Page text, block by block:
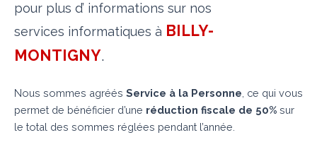
pour plus d’ informations sur nos
services informatiques à BILLY-
MONTIGNY.
Nous sommes agréés Service à la Personne , ce qui vous
permet de bénéficier d’une réduction fiscale de 50% sur
le total des sommes réglées pendant l’année.